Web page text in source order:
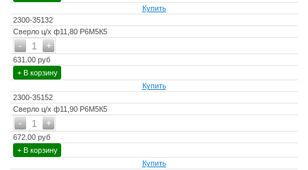
Купить
2300-35132
Сверло ц/х ф11,80 Р6М5К5
+
- 1
631.00 руб
+ В корзину
Купить
2300-35152
Сверло ц/х ф11,90 Р6М5К5
+
- 1
672.00 руб
+ В корзину
Купить